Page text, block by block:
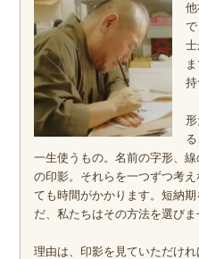
持
一生使うもの。名前の字形、
の印影。それらを一つずつ考
ても時間がかかります。短納
だ、私たちはその方法を選びま
理由は、印影を見ていただけれ